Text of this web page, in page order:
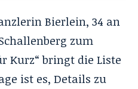
Bierlein, 34 an
zum
Kurz“ bringt die Liste
ist es, Details zu